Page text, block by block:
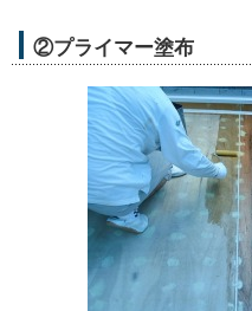
②プライマー塗布